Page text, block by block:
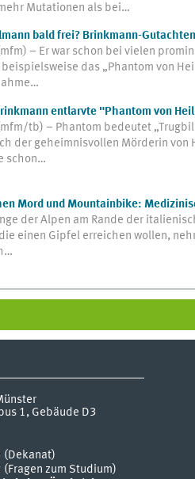
Mutationen als bei…
bald frei? Brinkmann-
– Er war schon bei vielen
das „Phantom von
entlarvte "Phantom von
tb) – Phantom bedeutet
der geheimnisvollen Mörderin
schon…
Mord und Mountainbike:
der Alpen am Rande der
einen Gipfel erreichen wollen,
1, Gebäude D3
zum Studium)